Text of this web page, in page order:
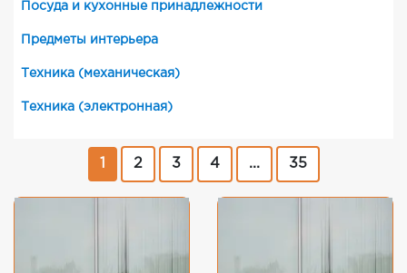
Посуда и кухонные принадлежности
Предметы интерьера
Техника (механическая)
Техника (электронная)
2 3 4 ... 35